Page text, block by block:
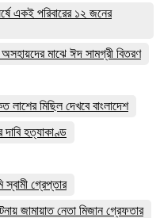
একই পরিবারের ১২ জনের
মাঝে ঈদ সামগ্রী বিতরণ
মিছিল দেখবে বাংলাদেশ
দাবি হত্যাকাণ্ড
গ্রেপ্তার
জামায়াত নেতা মিজান গ্রেফতার